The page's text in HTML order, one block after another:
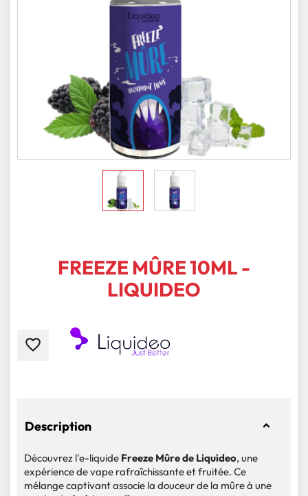
FREEZE MÛRE 10ML -
LIQUIDEO
favorite_border
Description
Découvrez l'e-liquide Freeze Mûre de Liquideo, une
expérience de vape rafraîchissante et fruitée. Ce
mélange captivant associe la douceur de la mûre à une